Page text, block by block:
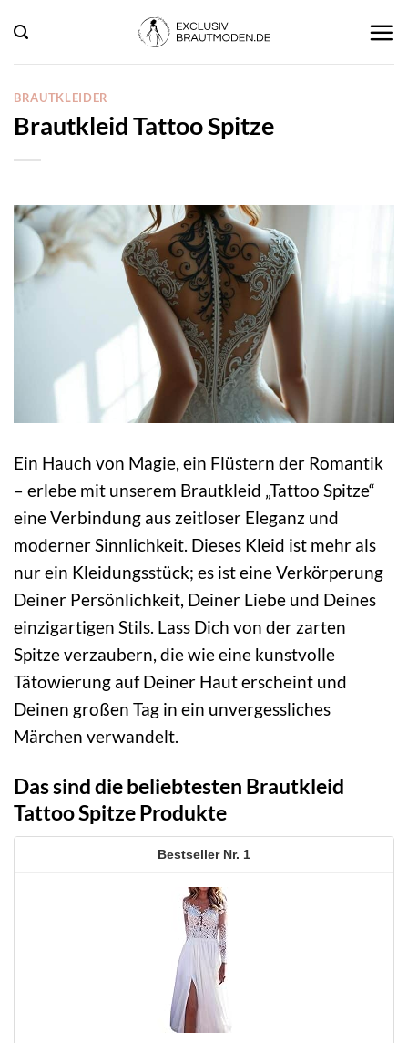
Inhalt
springen
BRAUTKLEIDER
Brautkleid Tattoo Spitze
Ein Hauch von Magie, ein Flüstern der Romantik
– erlebe mit unserem Brautkleid „Tattoo Spitze“
eine Verbindung aus zeitloser Eleganz und
moderner Sinnlichkeit. Dieses Kleid ist mehr als
nur ein Kleidungsstück; es ist eine Verkörperung
Deiner Persönlichkeit, Deiner Liebe und Deines
einzigartigen Stils. Lass Dich von der zarten
Spitze verzaubern, die wie eine kunstvolle
Tätowierung auf Deiner Haut erscheint und
Deinen großen Tag in ein unvergessliches
Märchen verwandelt.
Das sind die beliebtesten Brautkleid
Tattoo Spitze Produkte
1